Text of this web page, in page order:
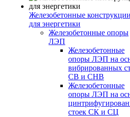
Железобетонные
для энергетики
Железобетонные опоры
ЛЭП
Железобетонные
опоры ЛЭП на
вибрированных
СВ и СНВ
Железобетонные
опоры ЛЭП на
стоек СК и СЦ